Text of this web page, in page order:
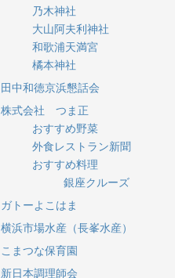
乃木神社
大山阿夫利神社
和歌浦天満宮
橘本神社
田中和徳京浜懇話会
株式会社 つま正
おすすめ野菜
外食レストラン新聞
おすすめ料理
銀座クルーズ
ガトーよこはま
横浜市場水産（長峯水産）
こまつな保育園
新日本調理師会